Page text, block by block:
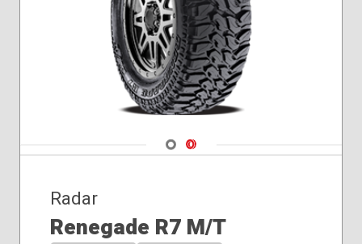
Navigate 1
Navigate 2
Radar
Renegade R7 M/T